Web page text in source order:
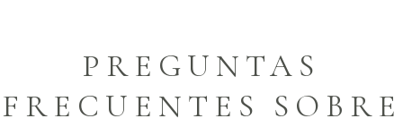
PREGUNTAS
FRECUENTES SOBRE